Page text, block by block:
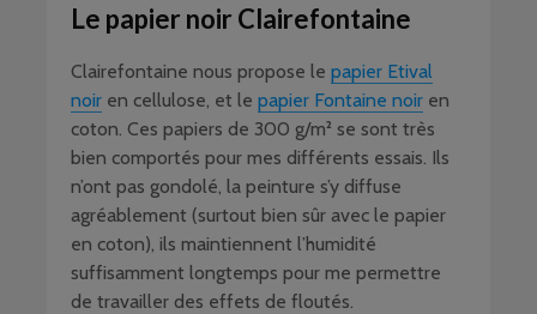
Le papier noir Clairefontaine
Clairefontaine nous propose le papier Etival
noir en cellulose, et le papier Fontaine noir en
coton. Ces papiers de 300 g/m² se sont très
bien comportés pour mes différents essais. Ils
n’ont pas gondolé, la peinture s’y diffuse
agréablement (surtout bien sûr avec le papier
en coton), ils maintiennent l’humidité
suffisamment longtemps pour me permettre
de travailler des effets de floutés.